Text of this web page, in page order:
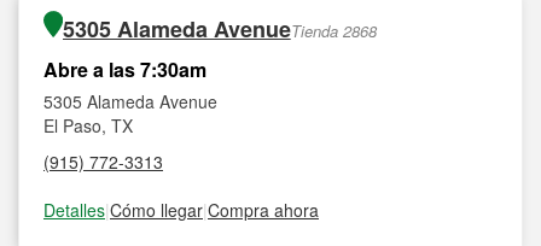
5305 Alameda AvenueTienda 2868
Abre a las 7:30am
5305 Alameda Avenue
El Paso, TX
(915) 772-3313
Detalles|Cómo llegar|Compra ahora